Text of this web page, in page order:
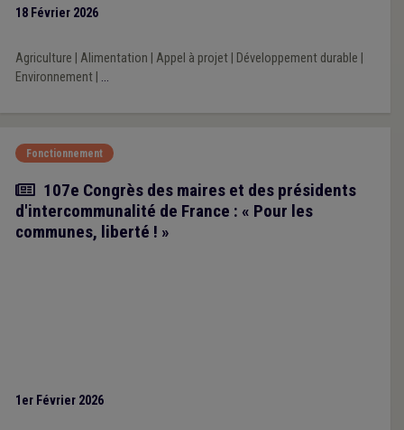
18 Février 2026
Agriculture Alimentation Appel à projet| Développement durable
Environnement| ...
Fonctionnement
Article
107e Congrès des maires et des présidents
d'intercommunalité de France : « Pour les
communes, liberté ! »
1er Février 2026